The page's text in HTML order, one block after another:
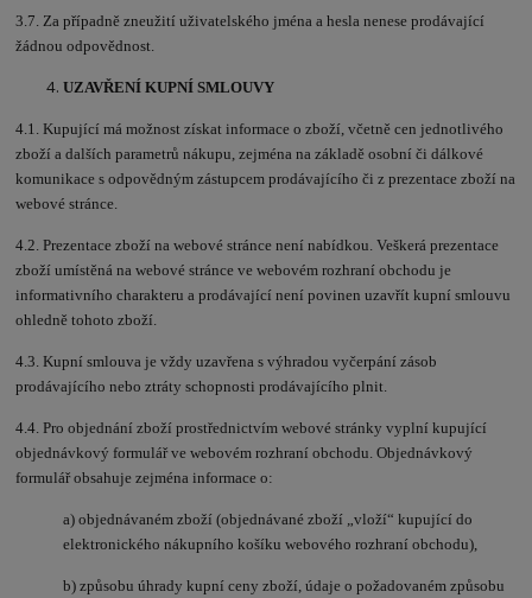
3.7. Za případně zneužití uživatelského jména a hesla nenese prodávající
žádnou odpovědnost.
UZAVŘENÍ KUPNÍ SMLOUVY
4.1. Kupující má možnost získat informace o zboží, včetně cen jednotlivého
zboží a dalších parametrů nákupu, zejména na základě osobní či dálkové
komunikace s odpovědným zástupcem prodávajícího či z prezentace zboží na
webové stránce.
4.2. Prezentace zboží na webové stránce není nabídkou. Veškerá prezentace
zboží umístěná na webové stránce ve webovém rozhraní obchodu je
informativního charakteru a prodávající není povinen uzavřít kupní smlouvu
ohledně tohoto zboží.
4.3. Kupní smlouva je vždy uzavřena s výhradou vyčerpání zásob
prodávajícího nebo ztráty schopnosti prodávajícího plnit.
4.4. Pro objednání zboží prostřednictvím webové stránky vyplní kupující
objednávkový formulář ve webovém rozhraní obchodu. Objednávkový
formulář obsahuje zejména informace o:
a) objednávaném zboží (objednávané zboží „vloží“ kupující do
elektronického nákupního košíku webového rozhraní obchodu),
b) způsobu úhrady kupní ceny zboží, údaje o požadovaném způsobu